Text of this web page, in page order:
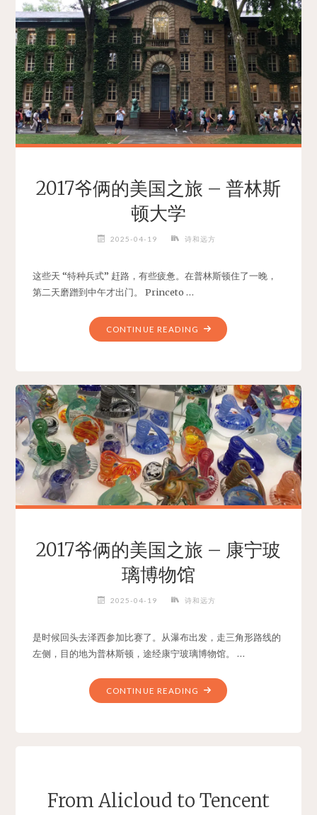
国
之
旅
–
华
盛
顿
–
国
2017爷俩的美国之旅 – 普林斯
顿大学
2025-04-19 诗和远方
这些天 “特种兵式” 赶路，有些疲惫。在普林斯顿住了一晚，
第二天磨蹭到中午才出门。 Princeto …
CONTINUE READING "2017
爷
美
国
之
旅
–
普
林
斯
学"
2017爷俩的美国之旅 – 康宁玻
璃博物馆
2025-04-19 诗和远方
是时候回头去泽西参加比赛了。从瀑布出发，走三角形路线的
左侧，目的地为普林斯顿，途经康宁玻璃博物馆。 …
CONTINUE READING "2017
爷
旅
From Alicloud to Tencent